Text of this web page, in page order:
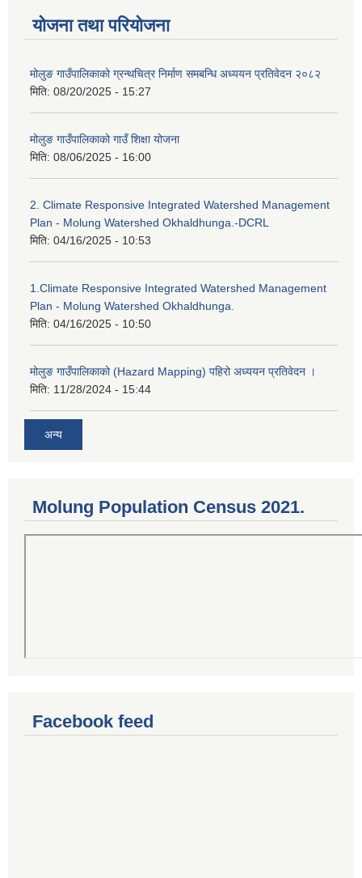
योजना तथा परियोजना
मोलुङ गाउँपालिकाको ग्रन्थचित्र निर्माण समबन्धि अध्ययन प्रतिवेदन २०८२
मिति: 08/20/2025 - 15:27
मोलुङ गाउँपालिकाको गाउँ शिक्षा योजना
मिति: 08/06/2025 - 16:00
2. Climate Responsive Integrated Watershed Management
Plan - Molung Watershed Okhaldhunga.-DCRL
मिति: 04/16/2025 - 10:53
1.Climate Responsive Integrated Watershed Management
Plan - Molung Watershed Okhaldhunga.
मिति: 04/16/2025 - 10:50
मोलुङ गाउँपालिकाको (Hazard Mapping) पहिरो अध्ययन प्रतिवेदन ।
मिति: 11/28/2024 - 15:44
अन्य
Molung Population Census 2021.
Facebook feed